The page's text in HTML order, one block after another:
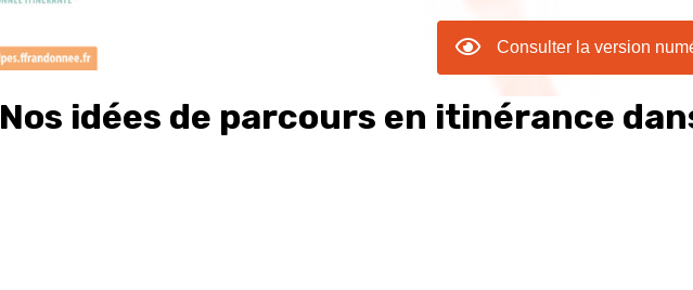
Consulter la version
Nos idées de parcours en itinérance